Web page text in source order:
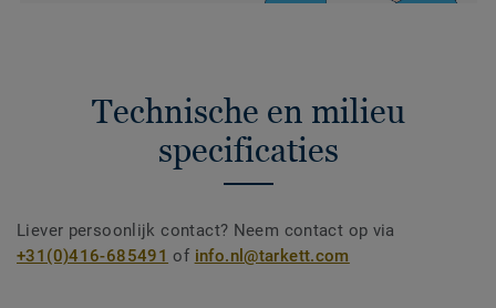
Technische en milieu
specificaties
Liever persoonlijk contact? Neem contact op via
+31(0)416-685491 of info.nl@tarkett.com